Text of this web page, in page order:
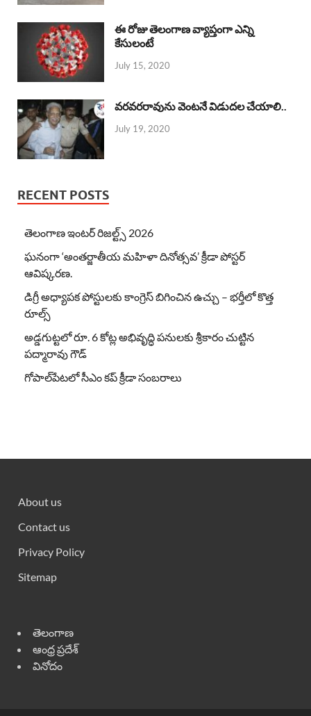
ఈ రోజు తెలంగాణ వ్యాప్తంగా ఎన్ని
కేసులంటే
July 15, 2020
వరవరరావును వెంటనే విడుదల చేయాలి..
July 19, 2020
RECENT POSTS
తెలంగాణ ఇంటర్ రిజల్ట్స్ 2026
ఘనంగా ‘అంతర్జాతీయ మహిళా దినోత్సవ’ క్రీడా పోస్టర్
ఆవిష్కరణ.
డిగ్రీ అధ్యాపక పోస్టులకు కాంగ్రెస్ బిగించిన ఉచ్చు – భర్తీలో కొత్త
రూల్స్
అడ్డగుట్టలో రూ. 6 కోట్ల అభివృద్ధి పనులకు శ్రీకారం చుట్టిన
పద్మారావు గౌడ్
గోపాల్‌పేటలో సీఎం కప్ క్రీడా సంబరాలు
About us
Contact us
Privacy Policy
Sitemap
తెలంగాణ
ఆంధ్ర ప్రదేశ్
వినోదం